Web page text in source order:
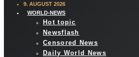
9. AUGUST 2026
WORLD-NEWS
Hot topic
Newsflash
Censored News
Daily World News